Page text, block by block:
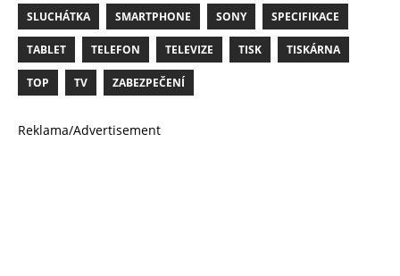
SLUCHÁTKA SMARTPHONE SONY SPECIFIKACE
TABLET TELEFON TELEVIZE TISK TISKÁRNA
TOP TV ZABEZPEČENÍ
Reklama/Advertisement